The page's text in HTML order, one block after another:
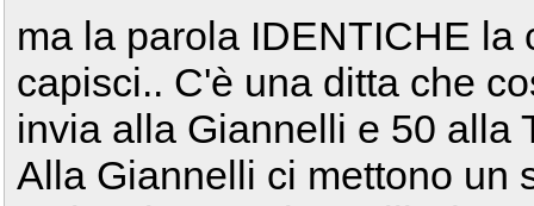
ma la parola IDENTICHE la
capisci.. C'è una ditta che
invia alla Giannelli e 50 alla
Alla Giannelli ci mettono un